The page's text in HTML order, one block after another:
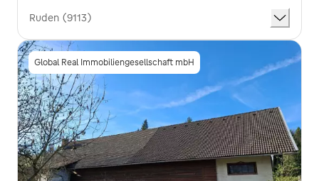
Ruden (9113)
Global Real Immobiliengesellschaft mbH